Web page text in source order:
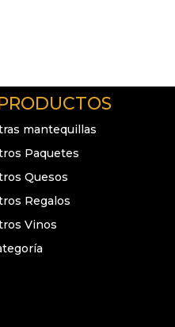
mantequillas
Paquetes
Quesos
Regalos
Vinos